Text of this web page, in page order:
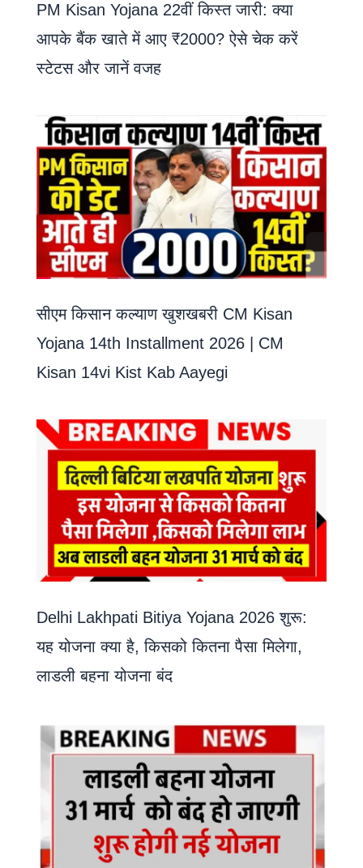
PM Kisan Yojana 22वीं किस्त जारी: क्या
आपके बैंक खाते में आए ₹2000? ऐसे चेक करें
स्टेटस और जानें वजह
सीएम किसान कल्याण खुशखबरी CM Kisan
Yojana 14th Installment 2026 | CM
Kisan 14vi Kist Kab Aayegi
Delhi Lakhpati Bitiya Yojana 2026 शुरू:
यह योजना क्या है, किसको कितना पैसा मिलेगा,
लाडली बहना योजना बंद